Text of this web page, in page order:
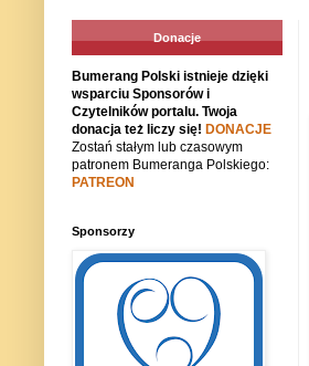
Donacje
Bumerang Polski istnieje dzięki
wsparciu Sponsorów i
Czytelników portalu. Twoja
donacja też liczy się! DONACJE
Zostań stałym lub czasowym
patronem Bumeranga Polskiego:
PATREON
Sponsorzy